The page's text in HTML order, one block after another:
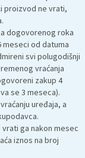
proizvod ne vrati,
dogovorenog roka
meseci od datuma
svi polugodišnji
vraćanja
zakup 4
se 3 meseca).
uređaja, a
vrati ga nakon mesec
iznos na broj